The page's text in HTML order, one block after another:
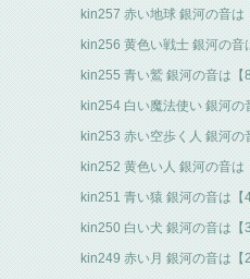
kin257 赤い地球 銀河の音は
kin256 黄色い戦士 銀河の音
kin255 青い鷲 銀河の音は【8
kin254 白い魔法使い 銀河の
kin253 赤い空歩く人 銀河の
kin252 黄色い人 銀河の音は
kin251 青い猿 銀河の音は【4
kin250 白い犬 銀河の音は【3
kin249 赤い月 銀河の音は【2